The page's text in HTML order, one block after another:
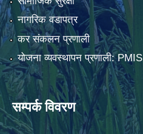
नागरिक वडापत्र
कर संकलन प्रणाली
योजना व्यवस्थापन प्रणाली: PMIS
सम्पर्क विवरण